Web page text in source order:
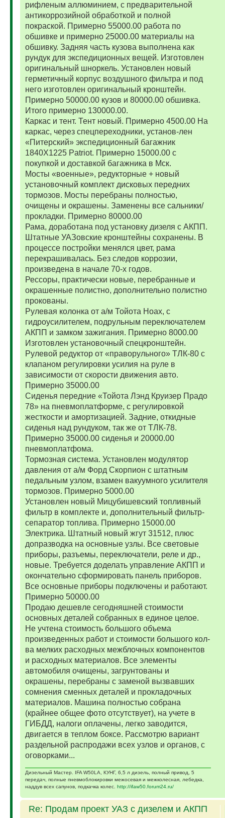
рифленым аллюминием, с предварительной
антикоррозийной обработкой и полной
покраской. Примерно 55000.00 работа по
обшивке и примерно 25000.00 материалы на
обшивку. Задняя часть кузова выполнена как
рундук для экспедиционных вещей. Изготовлен
оригинальный шноркель. Установлен новый
герметичный корпус воздушного фильтра и под
него изготовлен оригинальный кронштейн.
Примерно 50000.00 кузов и 80000.00 обшивка.
Итого примерно 130000.00.
Каркас и тент. Тент новый. Примерно 4500.00 На
каркас, через спецпереходники, установ-лен
«Питерский» экспедиционный багажник
1840Х1225 Patriot. Примерно 15000.00 с
покупкой и доставкой багажника в Мск.
Мосты «военные», редукторные + новый
установочный комплект дисковых передних
тормозов. Мосты перебраны полностью,
очищены и окрашены. Заменены все сальники/
прокладки. Примерно 80000.00
Рама, доработана под установку дизеля с АКПП.
Штатные УАЗовские кронштейны сохранены. В
процессе постройки менялся цвет, рама
перекрашивалась. Без следов коррозии,
произведена в начале 70-х годов.
Рессоры, практически новые, перебранные и
окрашенные полистно, дополнительно полистно
прокованы.
Рулевая колонка от а/м Тойота Ноах, с
гидроусилителем, подрульным переключателем
АКПП и замком зажигания. Примерно 8000.00
Изготовлен установочный спецкронштейн.
Рулевой редуктор от «праворульного» ТЛК-80 с
клапаном регулировки усилия на руле в
зависимости от скорости движения авто.
Примерно 35000.00
Сиденья передние «Тойота Лэнд Круизер Прадо
78» на пневмоплатформе, с регулировкой
жесткости и амортизацией. Задние, откидные
сиденья над рундуком, так же от ТЛК-78.
Примерно 35000.00 сиденья и 20000.00
пневмоплатфома.
Тормозная система. Установлен модулятор
давления от а/м Форд Скорпион с штатным
педальным узлом, взамен вакуумного усилителя
тормозов. Примерно 5000.00
Установлен новый Мицубишевский топливный
фильтр в комплекте и, дополнительный фильтр-
сепаратор топлива. Примерно 15000.00
Электрика. Штатный новый жгут 31512, плюс
допразводка на основные узлы. Все световые
приборы, разъемы, переключатели, реле и др.,
новые. Требуется доделать управление АКПП и
окончательно сформировать панель приборов.
Все основные приборы подключены и работают.
Примерно 50000.00
Продаю дешевле сегодняшней стоимости
основных деталей собранных в единое целое.
Не учтена стоимость большого объема
произведенных работ и стоимости большого кол-
ва мелких расходных межблочных компонентов
и расходных материалов. Все элементы
автомобиля очищены, загрунтованы и
окрашены, перебраны с заменой вызвавших
сомнения сменных деталей и прокладочных
материалов. Машина полностью собрана
(крайнее общее фото отсутствует), на учете в
ГИБДД, налоги оплачены, легко заводится,
двигается в теплом боксе. Рассмотрю вариант
раздельной распродажи всех узлов и органов, с
оговорками...
Дизельный Мастер. IFA W50LA, КУНГ, 6,5 л дизель, полный привод, 5
передач, полные пневмоблокировки межосевая и межколесная, лебедка,
наддув всех сапунов, подкачка колес. http://ifaw50.forum24.ru/
Re: Продам проект УАЗ с дизелем и АКПП